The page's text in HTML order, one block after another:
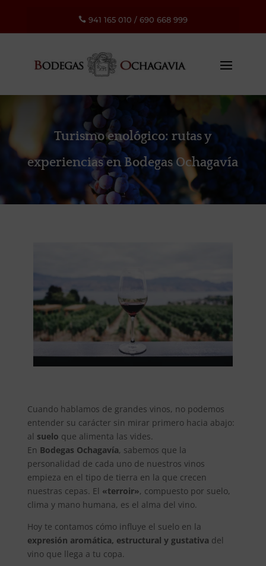
941 165 010 / 690 668 999
Turismo enológico: rutas y
experiencias en Bodegas Ochagavía
Cuando hablamos de grandes vinos, no podemos
entender su carácter sin mirar primero hacia abajo:
al suelo que alimenta las vides.
En Bodegas Ochagavía, sabemos que la
personalidad de cada uno de nuestros vinos
empieza en el tipo de tierra en la que crecen
nuestras cepas. El «terroir», compuesto por suelo,
clima y mano humana, es el alma del vino.
Hoy te contamos cómo influye el suelo en la
expresión aromática, estructural y gustativa del
vino que llega a tu copa.